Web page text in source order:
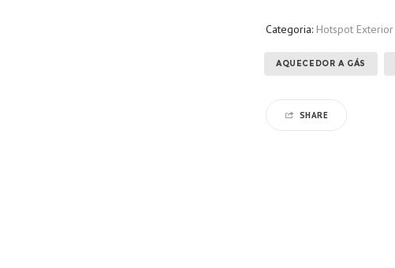
Categoria: Hotspot Exterior
AQUECEDOR A GÁS
SHARE